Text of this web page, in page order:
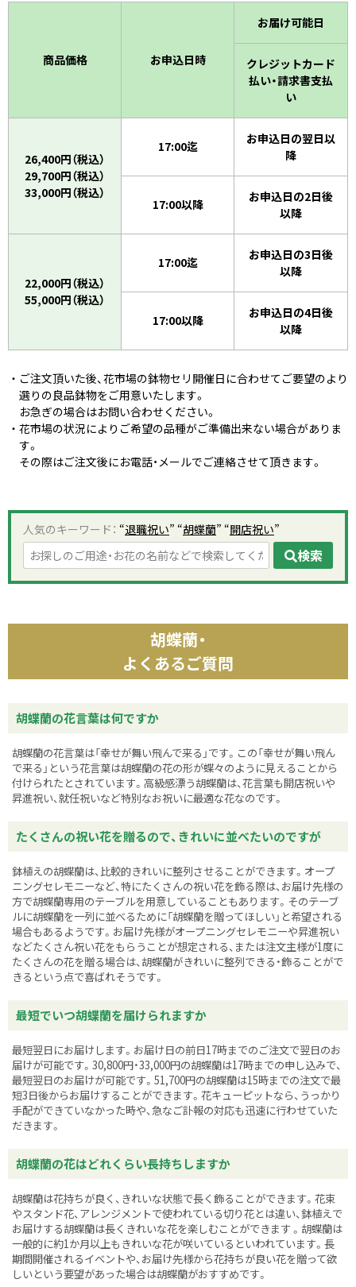
商品価格 お申込日時
お届け可能日
クレジットカード
払い・請求書支払
い
26,400円（税込）
29,700円（税込）
33,000円（税込）
17:00迄
お申込日の翌日以
降
17:00以降
お申込日の2日後
以降
22,000円（税込）
55,000円（税込）
17:00迄
お申込日の3日後
以降
17:00以降
お申込日の4日後
以降
ご注文頂いた後、花市場の鉢物セリ開催日に合わせてご要望のより
選りの良品鉢物をご用意いたします。
お急ぎの場合はお問い合わせください。
花市場の状況によりご希望の品種がご準備出来ない場合がありま
す。
その際はご注文後にお電話・メールでご連絡させて頂きます。
人気のキーワード： “退職祝い” “胡蝶蘭” “開店祝い”
検索
胡蝶蘭・
よくあるご質問
胡蝶蘭の花言葉は何ですか
胡蝶蘭の花言葉は「幸せが舞い飛んで来る」です。この「幸せが舞い飛ん
で来る」という花言葉は胡蝶蘭の花の形が蝶々のように見えることから
付けられたとされています。高級感漂う胡蝶蘭は、花言葉も開店祝いや
昇進祝い、就任祝いなど特別なお祝いに最適な花なのです。
たくさんの祝い花を贈るので、きれいに並べたいのですが
鉢植えの胡蝶蘭は、比較的きれいに整列させることができます。オープ
ニングセレモニーなど、特にたくさんの祝い花を飾る際は、お届け先様の
方で胡蝶蘭専用のテーブルを用意していることもあります。そのテーブ
ルに胡蝶蘭を一列に並べるために「胡蝶蘭を贈ってほしい」と希望される
場合もあるようです。お届け先様がオープニングセレモニーや昇進祝い
などたくさん祝い花をもらうことが想定される、または注文主様が1度に
たくさんの花を贈る場合は、胡蝶蘭がきれいに整列できる・飾ることがで
きるという点で喜ばれそうです。
最短でいつ胡蝶蘭を届けられますか
最短翌日にお届けします。お届け日の前日17時までのご注文で翌日のお
届けが可能です。30,800円・33,000円の胡蝶蘭は17時までの申し込みで、
最短翌日のお届けが可能です。51,700円の胡蝶蘭は15時までの注文で最
短3日後からお届けすることができます。花キューピットなら、うっかり
手配ができていなかった時や、急なご訃報の対応も迅速に行わせていた
だきます。
胡蝶蘭の花はどれくらい長持ちしますか
胡蝶蘭は花持ちが良く、きれいな状態で長く飾ることができます。花束
やスタンド花、アレンジメントで使われている切り花とは違い、鉢植えで
お届けする胡蝶蘭は長くきれいな花を楽しむことができます 。胡蝶蘭は
一般的に約1か月以上もきれいな花が咲いているといわれています。長
期間開催されるイベントや、お届け先様から花持ちが良い花を贈って欲
しいという要望があった場合は胡蝶蘭がおすすめです。